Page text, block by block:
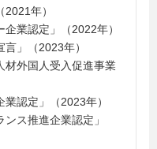
年）
業認定」（2022年）
」（2023年）
材外国人受入促進事業
認定」（2023年）
ス推進企業認定」